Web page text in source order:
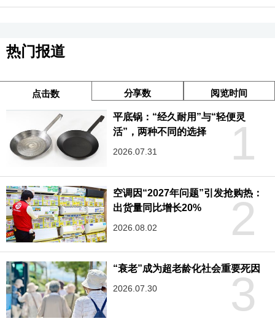
热门报道
点击数 分享数 阅览时间
1
平底锅：“经久耐用”与“轻便灵
活”，两种不同的选择
2026.07.31
2
空调因“2027年问题”引发抢购热：
出货量同比增长20%
2026.08.02
3
“衰老”成为超老龄化社会重要死因
2026.07.30